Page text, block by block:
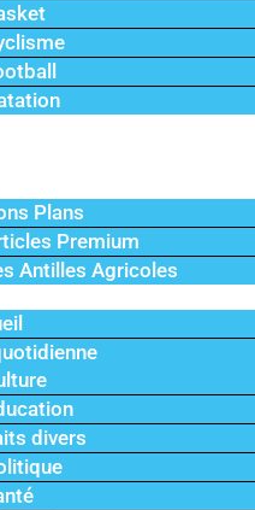
Plans
Premium
Antilles Agricoles
divers